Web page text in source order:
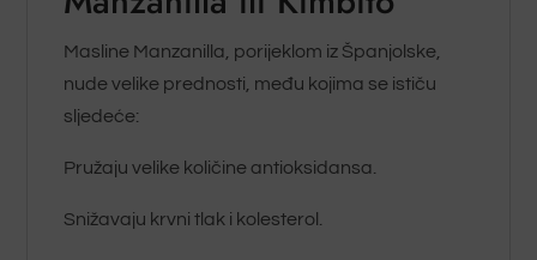
Masline Manzanilla, porijeklom iz Španjolske,
nude velike prednosti, među kojima se ističu
sljedeće:
Pružaju velike količine antioksidansa.
Snižavaju krvni tlak i kolesterol.